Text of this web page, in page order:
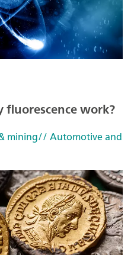
fluorescence work?
mining// Automotive and